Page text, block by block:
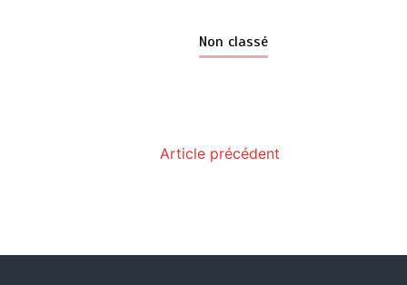
Non classé
Article précédent